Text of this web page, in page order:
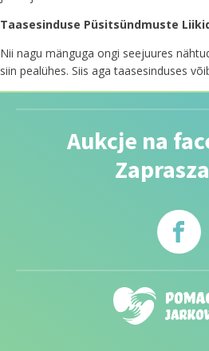
Taasesinduse Püsitsündmuste
Nii nagu mänguga ongi seejuures
siin pealühes. Siis aga taasesinduses
Aukcje na